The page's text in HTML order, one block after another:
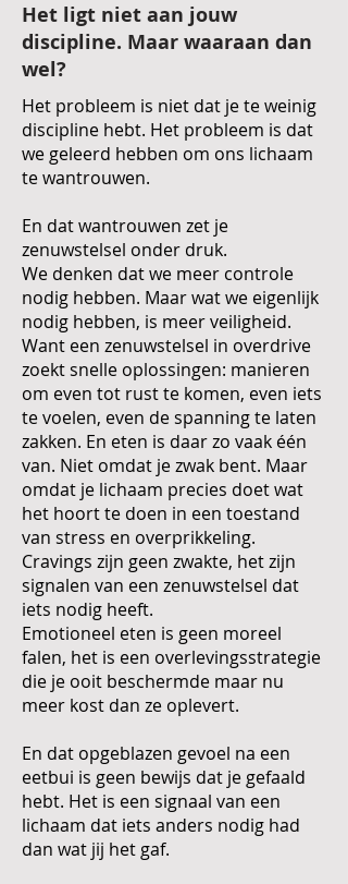
Het ligt niet aan jouw
discipline. Maar waaraan dan
wel?
Het probleem is niet dat je te weinig
discipline hebt. Het probleem is dat
we geleerd hebben om ons lichaam
te wantrouwen.
En dat wantrouwen zet je
zenuwstelsel onder druk.
We denken dat we meer controle
nodig hebben. Maar wat we eigenlijk
nodig hebben, is meer veiligheid.
Want een zenuwstelsel in overdrive
zoekt snelle oplossingen: manieren
om even tot rust te komen, even iets
te voelen, even de spanning te laten
zakken. En eten is daar zo vaak één
van. Niet omdat je zwak bent. Maar
omdat je lichaam precies doet wat
het hoort te doen in een toestand
van stress en overprikkeling.
Cravings zijn geen zwakte, het zijn
signalen van een zenuwstelsel dat
iets nodig heeft.
Emotioneel eten is geen moreel
falen, het is een overlevingsstrategie
die je ooit beschermde maar nu
meer kost dan ze oplevert.
En dat opgeblazen gevoel na een
eetbui is geen bewijs dat je gefaald
hebt. Het is een signaal van een
lichaam dat iets anders nodig had
dan wat jij het gaf.